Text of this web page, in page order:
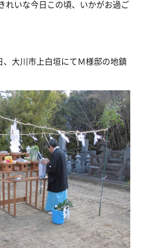
れいな今日この頃、いかがお過ご
、大川市上白垣にてＭ様邸の地鎮